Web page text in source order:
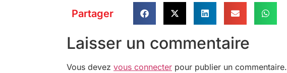
Partager
Laisser un commentaire
Vous devez vous connecter pour publier un commentaire.